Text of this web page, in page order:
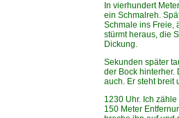
In vierhundert
ein Schmalreh.
Schmale ins Freie,
stürmt heraus, die
Dickung.
Sekunden später
der Bock hinterher.
auch. Er steht breit
1230 Uhr. Ich
150 Meter